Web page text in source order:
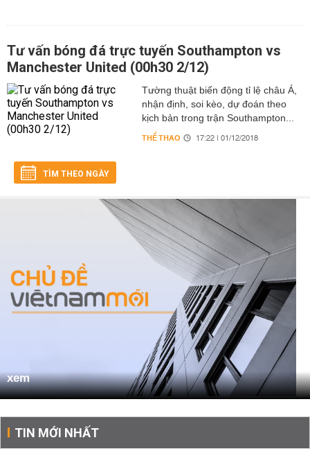
Tư vấn bóng đá trực tuyến Southampton vs
Manchester United (00h30 2/12)
Tường thuật biến động tỉ lệ châu Á,
nhận định, soi kèo, dự đoán theo
kịch bản trong trận Southampton...
THỂ THAO 17:22 | 01/12/2018
TÌM THEO NGÀY
xem
TIN MỚI NHẤT